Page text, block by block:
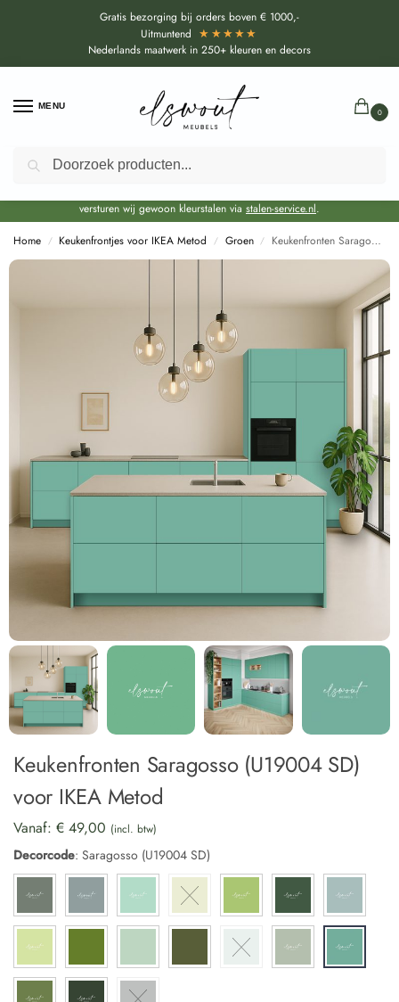
Gratis bezorging bij orders boven € 1000,-
Uitmuntend ★★★★★
Nederlands maatwerk in 250+ kleuren en decors
MENU
0
Door de bouwvakperiode geldt voor alle collecties momenteel een EXTRA
levertijd van circa 3-4 weken bovenop de reguliere levertijd.
versturen wij gewoon kleurstalen via stalen-service.nl.
Home / Keukenfrontjes voor IKEA Metod / Groen / Keukenfronten Saragosso (U19004 SD) voor IKEA Metod
Keukenfronten Saragosso (U19004 SD)
voor IKEA Metod
Vanaf: € 49,00 (incl. btw)
Decorcode: Saragosso (U19004 SD)